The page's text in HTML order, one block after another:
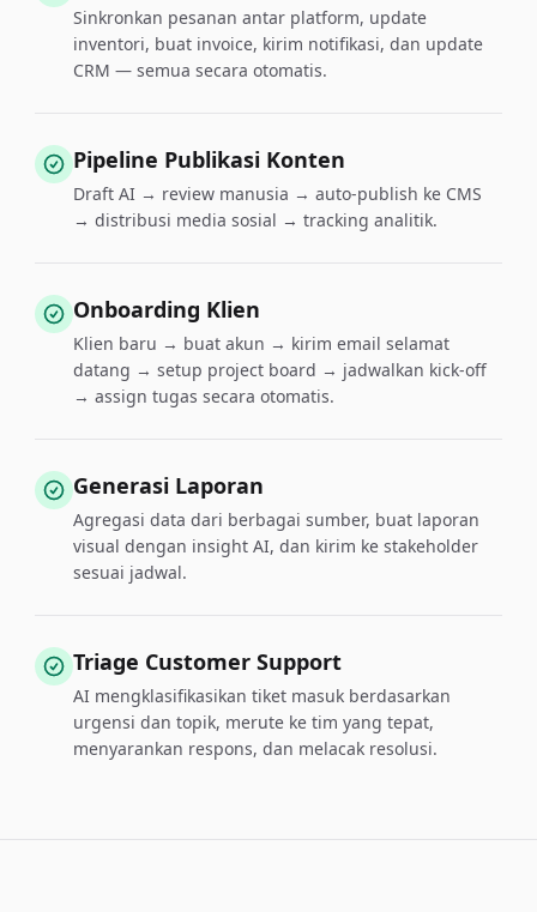
Sinkronkan pesanan antar platform, update
inventori, buat invoice, kirim notifikasi, dan update
CRM — semua secara otomatis.
Pipeline Publikasi Konten
Draft AI → review manusia → auto-publish ke CMS
→ distribusi media sosial → tracking analitik.
Onboarding Klien
Klien baru → buat akun → kirim email selamat
datang → setup project board → jadwalkan kick-off
→ assign tugas secara otomatis.
Generasi Laporan
Agregasi data dari berbagai sumber, buat laporan
visual dengan insight AI, dan kirim ke stakeholder
sesuai jadwal.
Triage Customer Support
AI mengklasifikasikan tiket masuk berdasarkan
urgensi dan topik, merute ke tim yang tepat,
menyarankan respons, dan melacak resolusi.